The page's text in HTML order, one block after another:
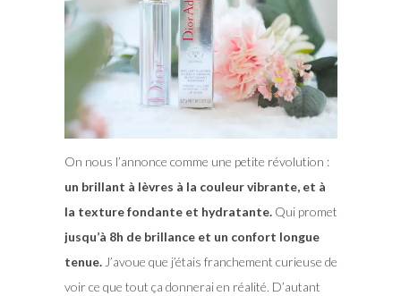
On nous l’annonce comme une petite révolution :
un brillant à lèvres à la couleur vibrante, et à
la texture fondante et hydratante.Qui promet
jusqu’à 8h de brillance et un confort longue
tenue.J’avoue que j’étais franchement curieuse de
voir ce que tout ça donnerai en réalité. D’autant